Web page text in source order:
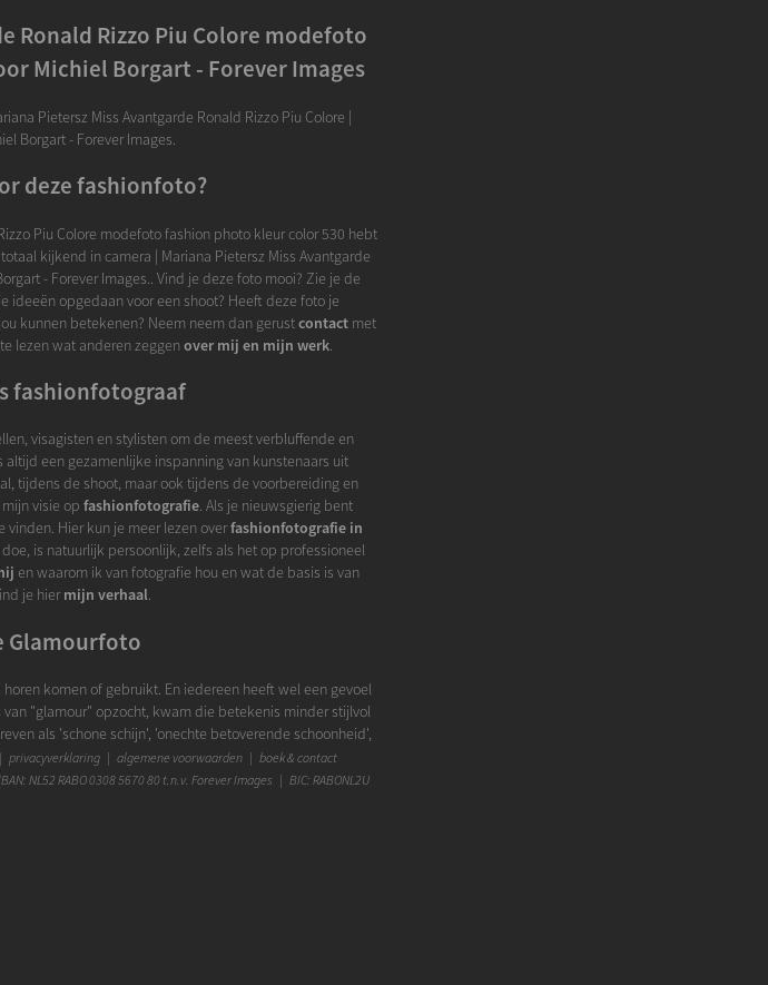
Ronald Rizzo Piu Colore modefoto
Michiel Borgart - Forever Images
Pietersz Miss Avantgarde Ronald Rizzo Piu Colore |
Borgart - Forever Images.
deze fashionfoto?
Piu Colore modefoto fashion photo kleur color 530 hebt
kijkend in camera | Mariana Pietersz Miss Avantgarde
- Forever Images.. Vind je deze foto mooi? Zie je de
ideeën opgedaan voor een shoot? Heeft deze foto je
kunnen betekenen? Neem neem dan gerustcontactmet
lezen wat anderen zeggenover mij en mijn werk
fashionfotograaf
visagisten en stylisten om de meest verbluffende en
een gezamenlijke inspanning van kunstenaars uit
tijdens de shoot, maar ook tijdens de voorbereiding en
visie op fashionfotografie. Als je nieuwsgierig bent
vinden. Hier kun je meer lezen overfashionfotografie in
is natuurlijk persoonlijk, zelfs als het op professioneel
en waarom ik van fotografie hou en wat de basis is van
je hiermijn verhaal.
Glamourfoto
komen of gebruikt. En iedereen heeft wel een gevoel
"glamour" opzocht, kwam die betekenis minder stijlvol
als 'schone schijn', 'onechte betoverende schoonheid',
'kunstmatige glans' of 'overdadige versiering'. Het komt
over. Maar een 'vleugje' glamour in een foto kan in mijn
| privacyverklaring | algemene voorwaarden | boek & contact
NL52 RABO 0308 5670 80 t.n.v. Forever Images | BIC: RABONL2U